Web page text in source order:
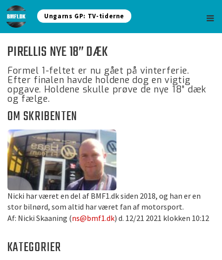
Ungarns GP: TV-tiderne
PIRELLIS NYE 18” DÆK
Formel 1-feltet er nu gået på vinterferie.
Efter finalen havde holdene dog en vigtig
opgave. Holdene skulle prøve de nye 18” dæk
og fælge.
OM SKRIBENTEN
Nicki har været en del af BMF1.dk siden 2018, og han er en
stor bilnørd, som altid har været fan af motorsport.
Af: Nicki Skaaning (ns@bmf1.dk) d. 12/21 2021 klokken 10:12
KATEGORIER